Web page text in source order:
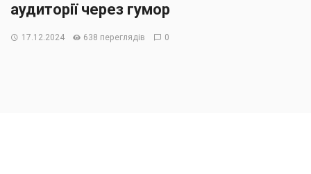
аудиторії через гумор
17.12.2024 638 переглядів 0